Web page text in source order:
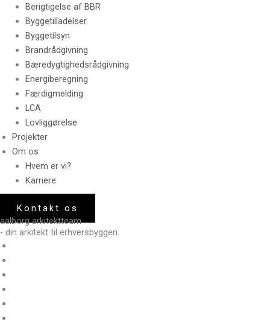
Berigtigelse af BBR
Byggetilladelser
Byggetilsyn
Brandrådgivning
Bæredygtighedsrådgivning
Energiberegning
Færdigmelding
LCA
Lovliggørelse
Projekter
Om os
Hvem er vi?
Karriere
Kontakt os
aalborg arkitektteam
- din arkitekt til erhversbyggeri